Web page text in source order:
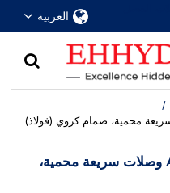
العربية
/
سلسلة ١٦٨ | ٢NS ISO ٧٢٤١ A وصلات سريعة محمية،